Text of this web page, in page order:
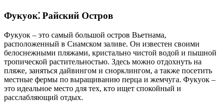
Фукуок⁚ Райский Остров
Фукуок – это самый большой остров Вьетнама,
расположенный в Сиамском заливе. Он известен своими
белоснежными пляжами, кристально чистой водой и пышной
тропической растительностью. Здесь можно отдохнуть на
пляже, заняться дайвингом и снорклингом, а также посетить
местные фермы по выращиванию перца и жемчуга. Фукуок –
это идеальное место для тех, кто ищет спокойный и
расслабляющий отдых.